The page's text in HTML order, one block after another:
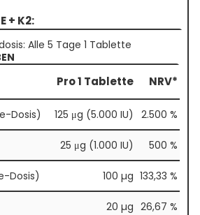
+ K2:
Alle 5 Tage 1 Tablette
Pro 1 Tablette NRV*
Dosis) 125 μg (5.000 IU) 2.500 %
25 μg (1.000 IU) 500 %
Dosis) 100 µg 133,33 %
20 µg 26,67 %